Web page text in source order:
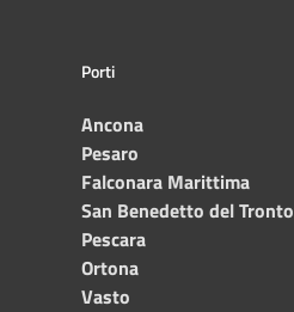
Porti
Ancona
Pesaro
Falconara Marittima
San Benedetto del Tronto
Pescara
Ortona
Vasto